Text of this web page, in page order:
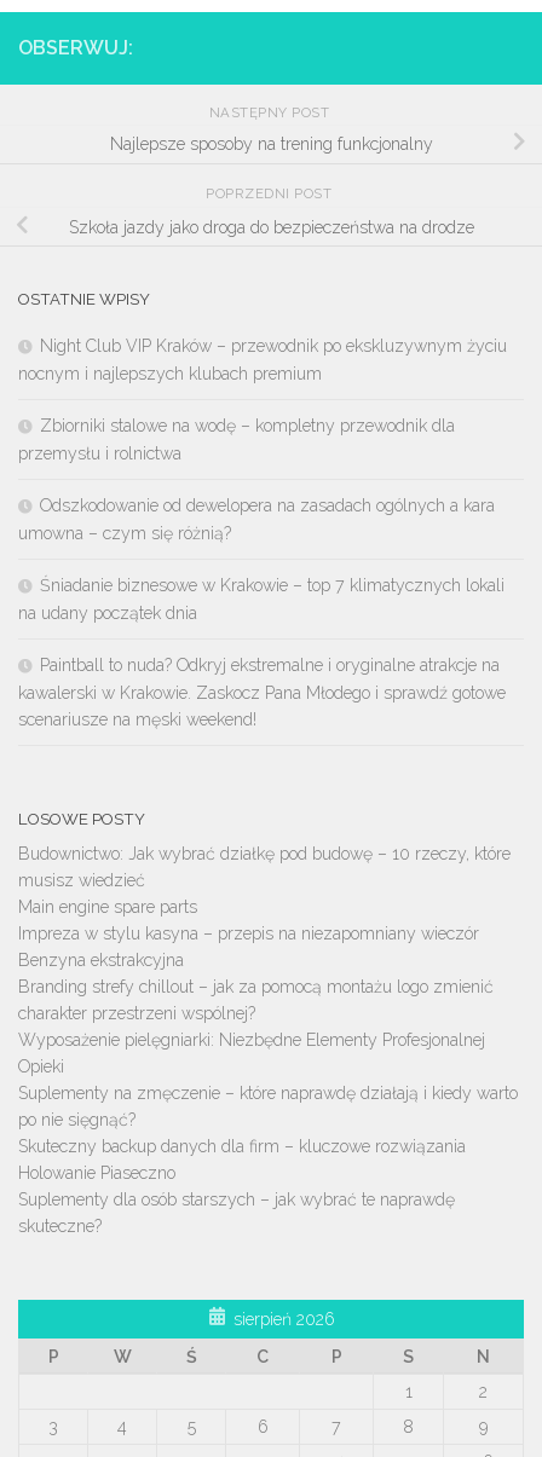
OBSERWUJ:
NASTĘPNY POST
Najlepsze sposoby na trening funkcjonalny
POPRZEDNI POST
Szkoła jazdy jako droga do bezpieczeństwa na drodze
OSTATNIE WPISY
Night Club VIP Kraków – przewodnik po ekskluzywnym życiu
nocnym i najlepszych klubach premium
Zbiorniki stalowe na wodę – kompletny przewodnik dla
przemysłu i rolnictwa
Odszkodowanie od dewelopera na zasadach ogólnych a kara
umowna – czym się różnią?
Śniadanie biznesowe w Krakowie – top 7 klimatycznych lokali
na udany początek dnia
Paintball to nuda? Odkryj ekstremalne i oryginalne atrakcje na
kawalerski w Krakowie. Zaskocz Pana Młodego i sprawdź gotowe
scenariusze na męski weekend!
LOSOWE POSTY
Budownictwo: Jak wybrać działkę pod budowę – 10 rzeczy, które
musisz wiedzieć
Main engine spare parts
Impreza w stylu kasyna – przepis na niezapomniany wieczór
Benzyna ekstrakcyjna
Branding strefy chillout – jak za pomocą montażu logo zmienić
charakter przestrzeni wspólnej?
Wyposażenie pielęgniarki: Niezbędne Elementy Profesjonalnej
Opieki
Suplementy na zmęczenie – które naprawdę działają i kiedy warto
po nie sięgnąć?
Skuteczny backup danych dla firm – kluczowe rozwiązania
Holowanie Piaseczno
Suplementy dla osób starszych – jak wybrać te naprawdę
skuteczne?
sierpień 2026
P
W Ś C P S
N
1
2
3
4 5 6 7 8
9